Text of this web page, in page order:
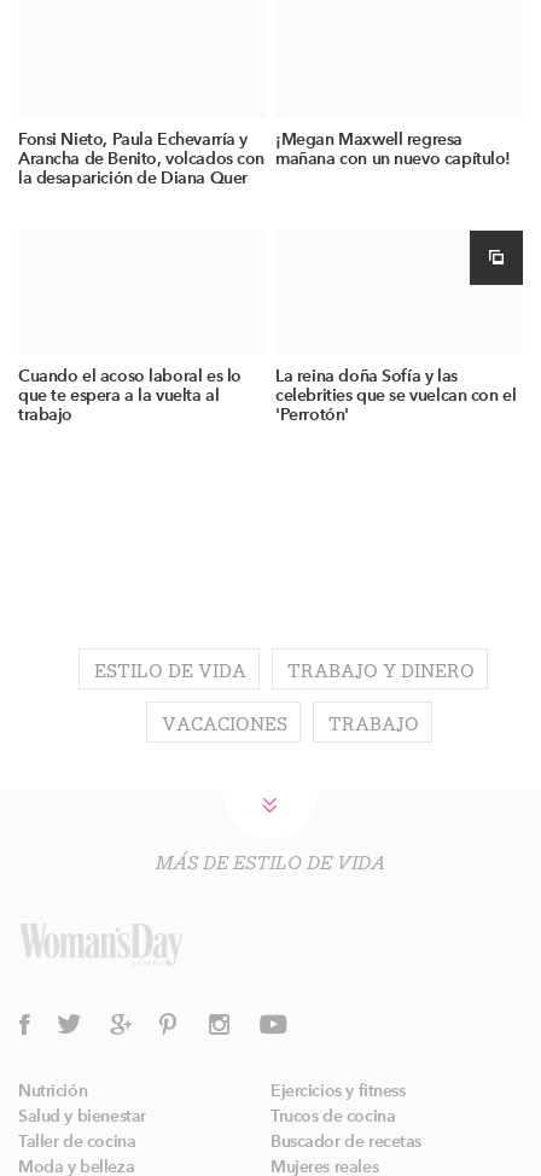
Fonsi Nieto, Paula Echevarría y
Arancha de Benito, volcados con
la desaparición de Diana Quer
¡Megan Maxwell regresa
mañana con un nuevo capítulo!
Cuando el acoso laboral es lo
que te espera a la vuelta al
trabajo
La reina doña Sofía y las
celebrities que se vuelcan con el
'Perrotón'
ESTILO DE VIDA TRABAJO Y DINERO
VACACIONES TRABAJO
MÁS DE ESTILO DE VIDA
Nutrición
Ejercicios y fitness
Salud y bienestar
Trucos de cocina
Taller de cocina
Buscador de recetas
Moda y belleza
Mujeres reales